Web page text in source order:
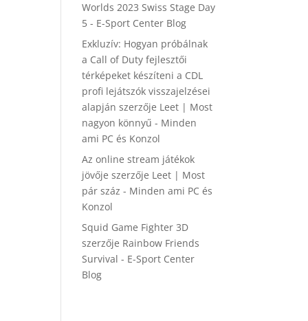
Worlds 2023 Swiss Stage Day
5 - E-Sport Center Blog
Exkluzív: Hogyan próbálnak
a Call of Duty fejlesztői
térképeket készíteni a CDL
profi lejátszók visszajelzései
alapján szerzője Leet | Most
nagyon könnyű - Minden
ami PC és Konzol
Az online stream játékok
jövője szerzője Leet | Most
pár száz - Minden ami PC és
Konzol
Squid Game Fighter 3D
szerzője Rainbow Friends
Survival - E-Sport Center
Blog